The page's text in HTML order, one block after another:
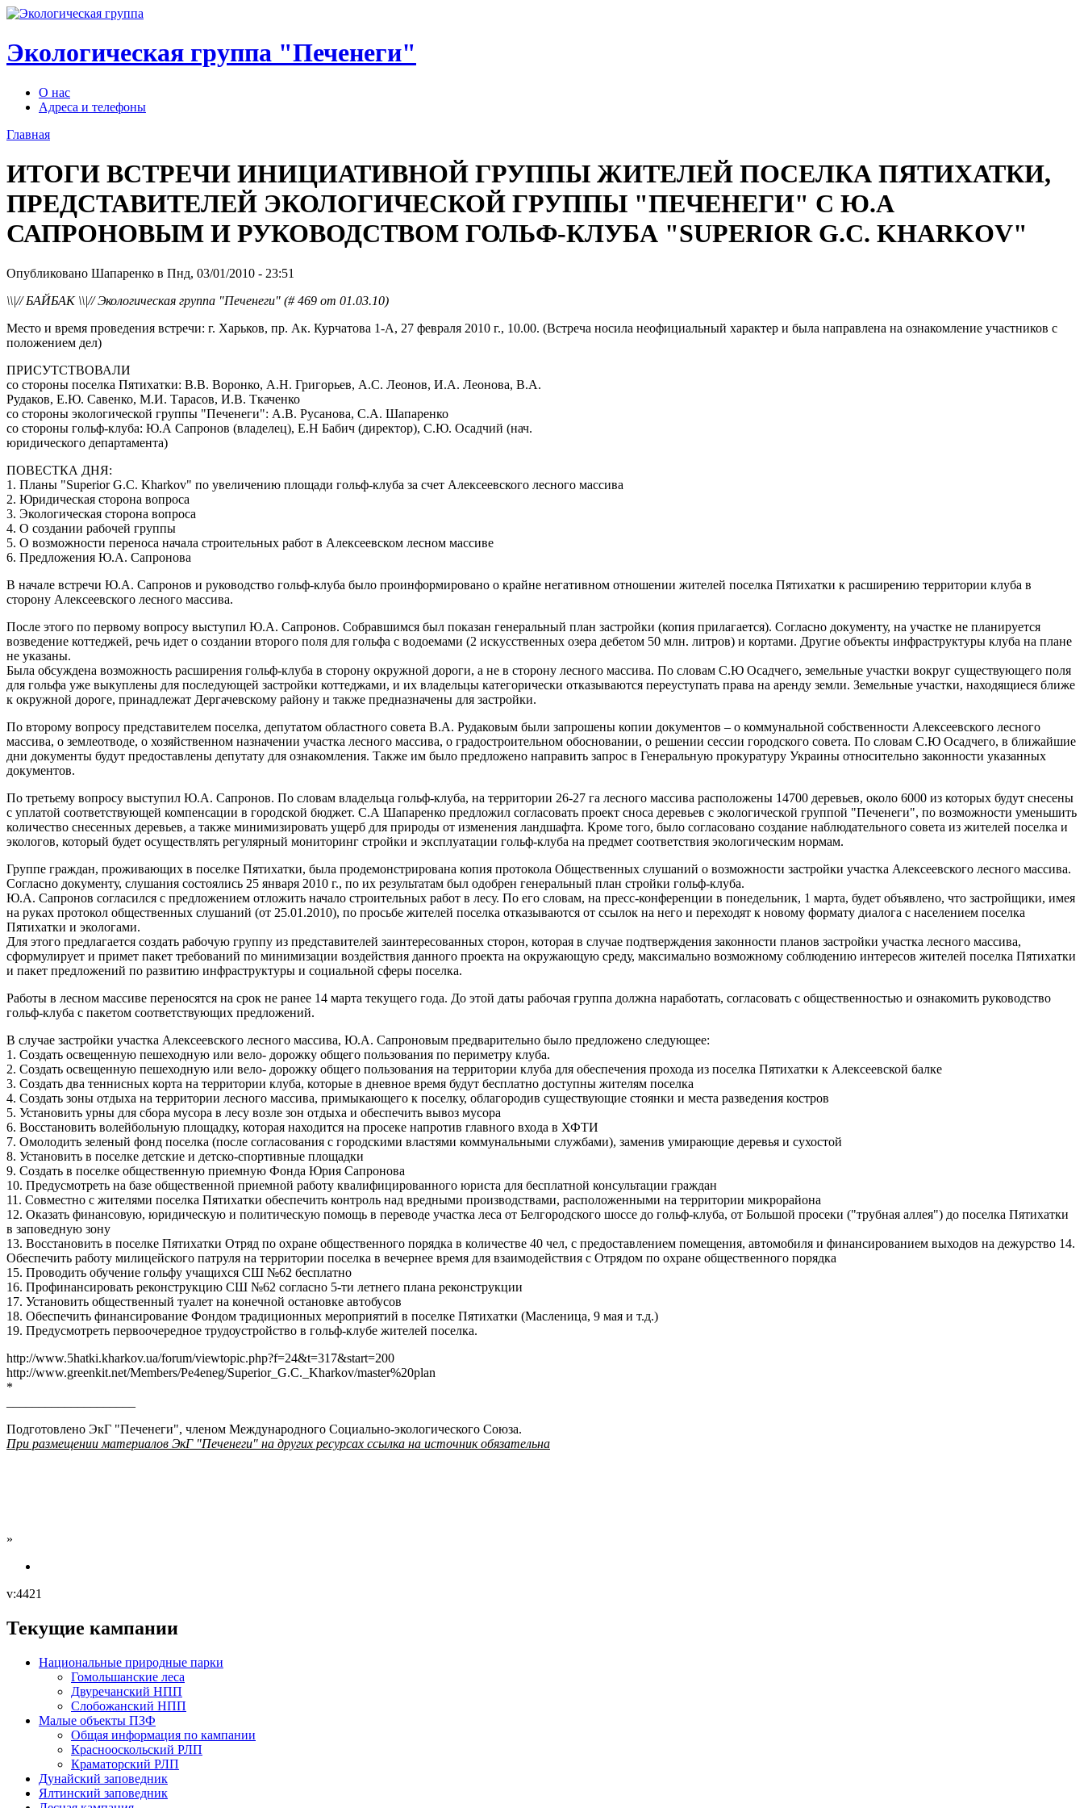
Экологическая группа "Печенеги"
О нас
Адреса и телефоны
Главная
ИТОГИ ВСТРЕЧИ ИНИЦИАТИВНОЙ ГРУППЫ ЖИТЕЛЕЙ ПОСЕЛКА ПЯТИХАТКИ,
ПРЕДСТАВИТЕЛЕЙ ЭКОЛОГИЧЕСКОЙ ГРУППЫ "ПЕЧЕНЕГИ" С Ю.А
САПРОНОВЫМ И РУКОВОДСТВОМ ГОЛЬФ-КЛУБА "SUPERIOR G.C. KHARKOV"
Опубликовано Шапаренко в Пнд, 03/01/2010 - 23:51
\\|// БАЙБАК \\|// Экологическая группа "Печенеги" (# 469 от 01.03.10)
Место и время проведения встречи: г. Харьков, пр. Ак. Курчатова 1-А, 27 февраля 2010 г., 10.00. (Встреча носила неофициальный характер и была направлена на ознакомление участников с
положением дел)
ПРИСУТСТВОВАЛИ
со стороны поселка Пятихатки: В.В. Воронко, А.Н. Григорьев, А.С. Леонов, И.А. Леонова, В.А.
Рудаков, Е.Ю. Савенко, М.И. Тарасов, И.В. Ткаченко
со стороны экологической группы "Печенеги": А.В. Русанова, С.А. Шапаренко
со стороны гольф-клуба: Ю.А Сапронов (владелец), Е.Н Бабич (директор), С.Ю. Осадчий (нач.
юридического департамента)
ПОВЕСТКА ДНЯ:
1. Планы "Superior G.C. Kharkov" по увеличению площади гольф-клуба за счет Алексеевского лесного массива
2. Юридическая сторона вопроса
3. Экологическая сторона вопроса
4. О создании рабочей группы
5. О возможности переноса начала строительных работ в Алексеевском лесном массиве
6. Предложения Ю.А. Сапронова
В начале встречи Ю.А. Сапронов и руководство гольф-клуба было проинформировано о крайне негативном отношении жителей поселка Пятихатки к расширению территории клуба в
сторону Алексеевского лесного массива.
После этого по первому вопросу выступил Ю.А. Сапронов. Собравшимся был показан генеральный план застройки (копия прилагается). Согласно документу, на участке не планируется
возведение коттеджей, речь идет о создании второго поля для гольфа с водоемами (2 искусственных озера дебетом 50 млн. литров) и кортами. Другие объекты инфраструктуры клуба на плане
не указаны.
Была обсуждена возможность расширения гольф-клуба в сторону окружной дороги, а не в сторону лесного массива. По словам С.Ю Осадчего, земельные участки вокруг существующего поля
для гольфа уже выкуплены для последующей застройки коттеджами, и их владельцы категорически отказываются переуступать права на аренду земли. Земельные участки, находящиеся ближе
к окружной дороге, принадлежат Дергачевскому району и также предназначены для застройки.
По второму вопросу представителем поселка, депутатом областного совета В.А. Рудаковым были запрошены копии документов – о коммунальной собственности Алексеевского лесного
массива, о землеотводе, о хозяйственном назначении участка лесного массива, о градостроительном обосновании, о решении сессии городского совета. По словам С.Ю Осадчего, в ближайшие
дни документы будут предоставлены депутату для ознакомления. Также им было предложено направить запрос в Генеральную прокуратуру Украины относительно законности указанных
документов.
По третьему вопросу выступил Ю.А. Сапронов. По словам владельца гольф-клуба, на территории 26-27 га лесного массива расположены 14700 деревьев, около 6000 из которых будут снесены
с уплатой соответствующей компенсации в городской бюджет. С.А Шапаренко предложил согласовать проект сноса деревьев с экологической группой "Печенеги", по возможности уменьшить
количество снесенных деревьев, а также минимизировать ущерб для природы от изменения ландшафта. Кроме того, было согласовано создание наблюдательного совета из жителей поселка и
экологов, который будет осуществлять регулярный мониторинг стройки и эксплуатации гольф-клуба на предмет соответствия экологическим нормам.
Группе граждан, проживающих в поселке Пятихатки, была продемонстрирована копия протокола Общественных слушаний о возможности застройки участка Алексеевского лесного массива.
Согласно документу, слушания состоялись 25 января 2010 г., по их результатам был одобрен генеральный план стройки гольф-клуба.
Ю.А. Сапронов согласился с предложением отложить начало строительных работ в лесу. По его словам, на пресс-конференции в понедельник, 1 марта, будет объявлено, что застройщики, имея
на руках протокол общественных слушаний (от 25.01.2010), по просьбе жителей поселка отказываются от ссылок на него и переходят к новому формату диалога с населением поселка
Пятихатки и экологами.
Для этого предлагается создать рабочую группу из представителей заинтересованных сторон, которая в случае подтверждения законности планов застройки участка лесного массива,
сформулирует и примет пакет требований по минимизации воздействия данного проекта на окружающую среду, максимально возможному соблюдению интересов жителей поселка Пятихатки
и пакет предложений по развитию инфраструктуры и социальной сферы поселка.
Работы в лесном массиве переносятся на срок не ранее 14 марта текущего года. До этой даты рабочая группа должна наработать, согласовать с общественностью и ознакомить руководство
гольф-клуба с пакетом соответствующих предложений.
В случае застройки участка Алексеевского лесного массива, Ю.А. Сапроновым предварительно было предложено следующее:
1. Создать освещенную пешеходную или вело- дорожку общего пользования по периметру клуба.
2. Создать освещенную пешеходную или вело- дорожку общего пользования на территории клуба для обеспечения прохода из поселка Пятихатки к Алексеевской балке
3. Создать два теннисных корта на территории клуба, которые в дневное время будут бесплатно доступны жителям поселка
4. Создать зоны отдыха на территории лесного массива, примыкающего к поселку, облагородив существующие стоянки и места разведения костров
5. Установить урны для сбора мусора в лесу возле зон отдыха и обеспечить вывоз мусора
6. Восстановить волейбольную площадку, которая находится на просеке напротив главного входа в ХФТИ
7. Омолодить зеленый фонд поселка (после согласования с городскими властями коммунальными службами), заменив умирающие деревья и сухостой
8. Установить в поселке детские и детско-спортивные площадки
9. Создать в поселке общественную приемную Фонда Юрия Сапронова
10. Предусмотреть на базе общественной приемной работу квалифицированного юриста для бесплатной консультации граждан
11. Совместно с жителями поселка Пятихатки обеспечить контроль над вредными производствами, расположенными на территории микрорайона
12. Оказать финансовую, юридическую и политическую помощь в переводе участка леса от Белгородского шоссе до гольф-клуба, от Большой просеки ("трубная аллея") до поселка Пятихатки
в заповедную зону
13. Восстановить в поселке Пятихатки Отряд по охране общественного порядка в количестве 40 чел, с предоставлением помещения, автомобиля и финансированием выходов на дежурство 14.
Обеспечить работу милицейского патруля на территории поселка в вечернее время для взаимодействия с Отрядом по охране общественного порядка
15. Проводить обучение гольфу учащихся СШ №62 бесплатно
16. Профинансировать реконструкцию СШ №62 согласно 5-ти летнего плана реконструкции
17. Установить общественный туалет на конечной остановке автобусов
18. Обеспечить финансирование Фондом традиционных мероприятий в поселке Пятихатки (Масленица, 9 мая и т.д.)
19. Предусмотреть первоочередное трудоустройство в гольф-клубе жителей поселка.
http://www.5hatki.kharkov.ua/forum/viewtopic.php?f=24&t=317&start=200
http://www.greenkit.net/Members/Pe4eneg/Superior_G.C._Kharkov/master%20plan
*
Подготовлено ЭкГ "Печенеги", членом Международного Социально-экологического Союза.
При размещении материалов ЭкГ "Печенеги" на других ресурсах ссылка на источник обязательна
»
v:4421
Текущие кампании
Национальные природные парки
Гомольшанские леса
Двуречанский НПП
Слобожанский НПП
Малые объекты ПЗФ
Общая информация по кампании
Краснооскольский РЛП
Краматорский РЛП
Дунайский заповедник
Ялтинский заповедник